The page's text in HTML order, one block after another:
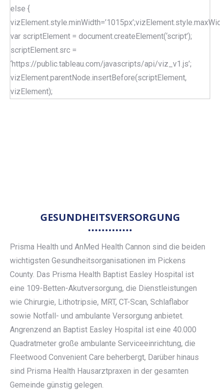
else {
var scriptElement = document.createElement(‘script’);
scriptElement.src =
‘https://public.tableau.com/javascripts/api/viz_v1.js’;
vizElement.parentNode.insertBefore(scriptElement,
vizElement);
GESUNDHEITSVERSORGUNG
Prisma Health und AnMed Health Cannon sind die beiden
wichtigsten Gesundheitsorganisationen im Pickens
County. Das Prisma Health Baptist Easley Hospital ist
eine 109-Betten-Akutversorgung, die Dienstleistungen
wie Chirurgie, Lithotripsie, MRT, CT-Scan, Schlaflabor
sowie Notfall- und ambulante Versorgung anbietet.
Angrenzend an Baptist Easley Hospital ist eine 40.000
Quadratmeter große ambulante Serviceeinrichtung, die
Fleetwood Convenient Care beherbergt, Darüber hinaus
sind Prisma Health Hausarztpraxen in der gesamten
Gemeinde günstig gelegen.